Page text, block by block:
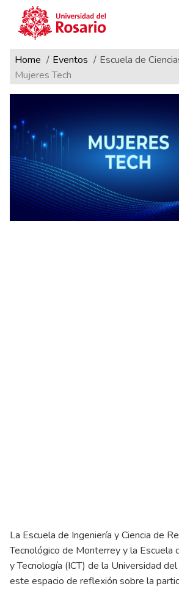
Pasar al contenido principal
Ruta de navegación
Home Eventos
Escuela de
Mujeres Tech
La Escuela de Ingeniería y Ciencia de
Tecnológico de Monterrey y la Escuela
y Tecnología (ICT) de la Universidad
este espacio de reflexión sobre la